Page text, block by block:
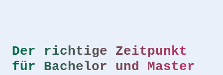
Der richtige Zeitpunkt
für Bachelor und Master